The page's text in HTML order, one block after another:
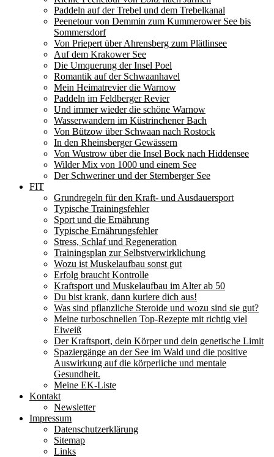
Paddeln auf der Trebel und dem Trebelkanal
Peenetour von Demmin zum Kummerower See bis
Sommersdorf
Von Priepert über Ahrensberg zum Plätlinsee
Auf dem Krakower See
Die Umquerung der Insel Poel
Romantik auf der Schwaanhavel
Mein Heimatrevier die Warnow
Paddeln im Feldberger Revier
Und immer wieder die schöne Warnow
Wasserwandern im Küstrinchener Bach
Von Bützow über Schwaan nach Rostock
In den Rheinsberger Gewässern
Von Wustrow über die Insel Bock nach Hiddensee
Wilder Mix von 1000 und einem See
Der Schweriner und der Sternberger See
FIT
Grundregeln für den Kraft- und Ausdauersport
Typische Trainingsfehler
Sport und die Ernährung
Typische Ernährungsfehler
Stress, Schlaf und Regeneration
Trainingsplan zur Selbstverwirklichung
Wozu ist Muskelaufbau sonst gut
Erfolg braucht Kontrolle
Kraftsport und Muskelaufbau im Alter ab 50
Du bist krank, dann kuriere dich aus!
Was sind pflanzliche Steroide und wozu sind sie gut?
Meine turboschnellen Top-Rezepte mit richtig viel
Eiweiß
Der Kraftsport, dein Körper und dein genetische Limit
Spaziergänge an der See im Wald und die positive
Auswirkung auf die körperliche und mentale
Gesundheit.
Meine EK-Liste
Kontakt
Newsletter
Impressum
Datenschutzerklärung
Sitemap
Links